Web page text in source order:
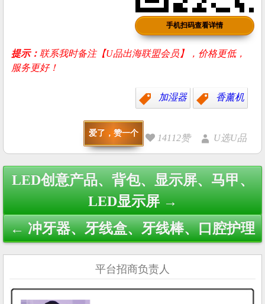
手机扫码查看详情
提示：联系我时备注【U品出海联盟会员】，价格更低，
服务更好！
加湿器 香薰机
爱了，赞一个 14112赞 U选U品
Post
navigation
LED创意产品、背包、显示屏、马甲、
LED显示屏 →
← 冲牙器、牙线盒、牙线棒、口腔护理
平台招商负责人